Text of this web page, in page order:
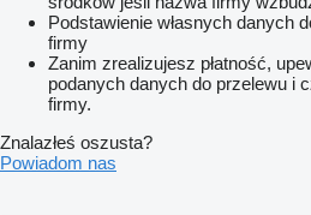
Podstawienie własnych danych
firmy
Zanim zrealizujesz płatność,
podanych danych do przelewu i
firmy.
Znalazłeś oszusta?
Powiadom nas